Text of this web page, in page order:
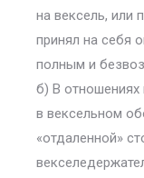
на вексель, или
принял на себя
полным и
б) В
в вексельном
«отдаленной»